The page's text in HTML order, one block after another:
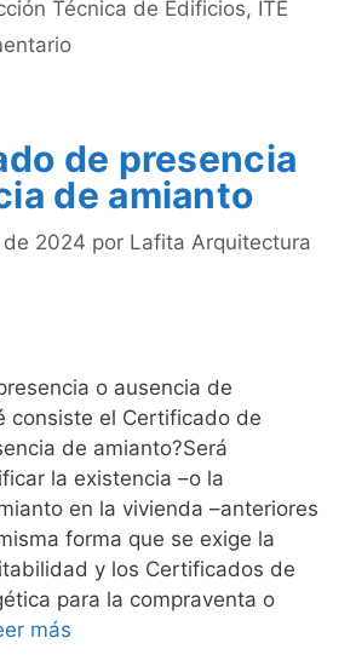
Técnica de Edificios, ITE
de presencia
de amianto
2024 por Lafita Arquitectura
o ausencia de
consiste el Certificado de
de amianto?Será
la existencia –o la
en la vivienda –anteriores
forma que se exige la
y los Certificados de
para la compraventa o
más